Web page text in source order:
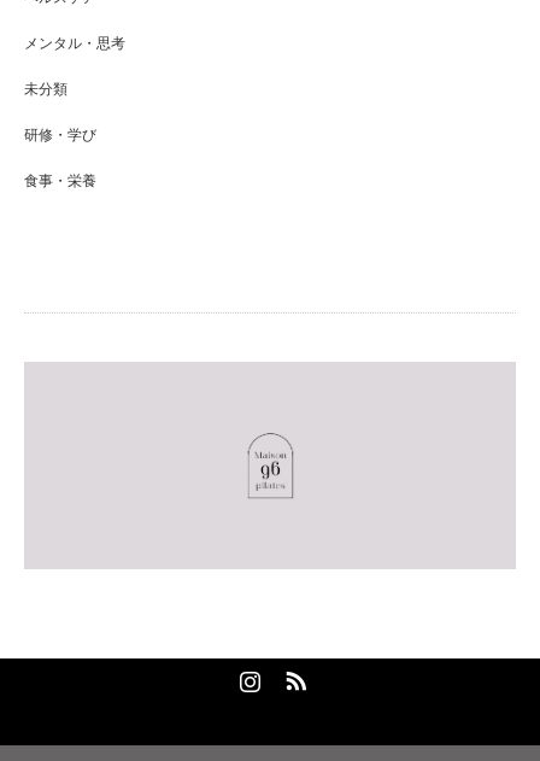
メンタル・思考
未分類
研修・学び
食事・栄養